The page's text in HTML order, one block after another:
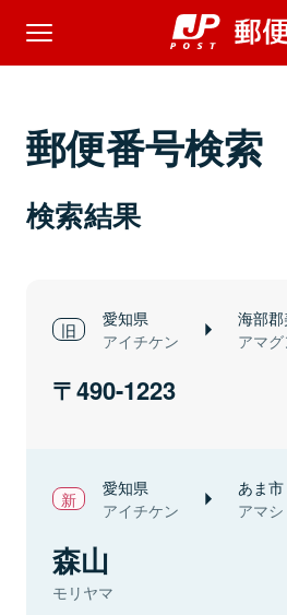
郵便番号検索
検索結果
愛知県
アイチケン
海部
アマ
490-1223
愛知県
アイチケン
あま市
アマシ
森山
モリヤマ